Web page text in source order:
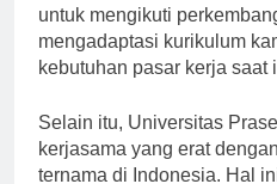
dalam mendidik
untuk mengikuti
mengadaptasi kurikulum
Selain itu, Universitas
kerjasama yang erat